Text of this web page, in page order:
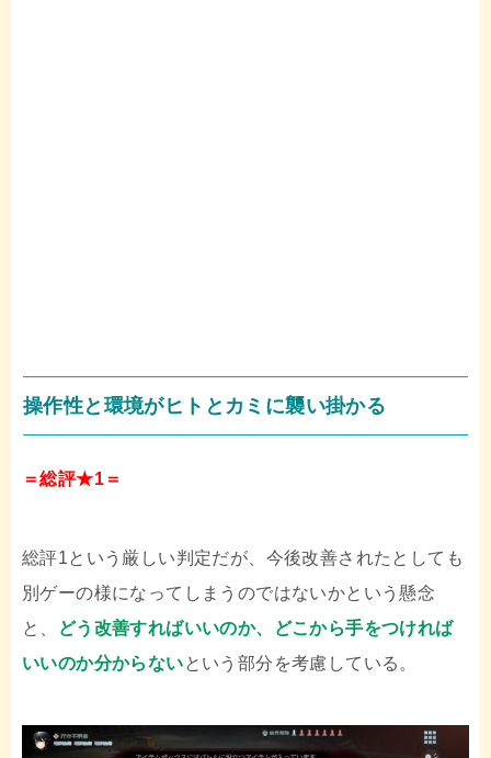
操作性と環境がヒトとカミに襲い掛かる
＝総評★1＝
総評1という厳しい判定だが、今後改善されたとしても
別ゲーの様になってしまうのではないかという懸念
と、
どう改善すればいいのか、どこから手をつければ
いいのか分からないという部分を考慮している。